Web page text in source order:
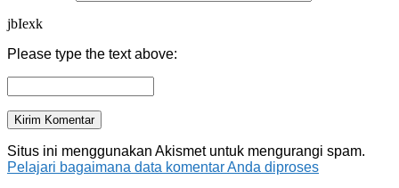
jbIexk
Please type the text above:
Situs ini menggunakan Akismet untuk mengurangi spam.
Pelajari bagaimana data komentar Anda diproses